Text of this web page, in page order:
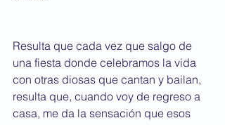
Resulta que cada vez que salgo de
una fiesta donde celebramos la vida
con otras diosas que cantan y bailan,
resulta que, cuando voy de regreso a
casa, me da la sensación que esos